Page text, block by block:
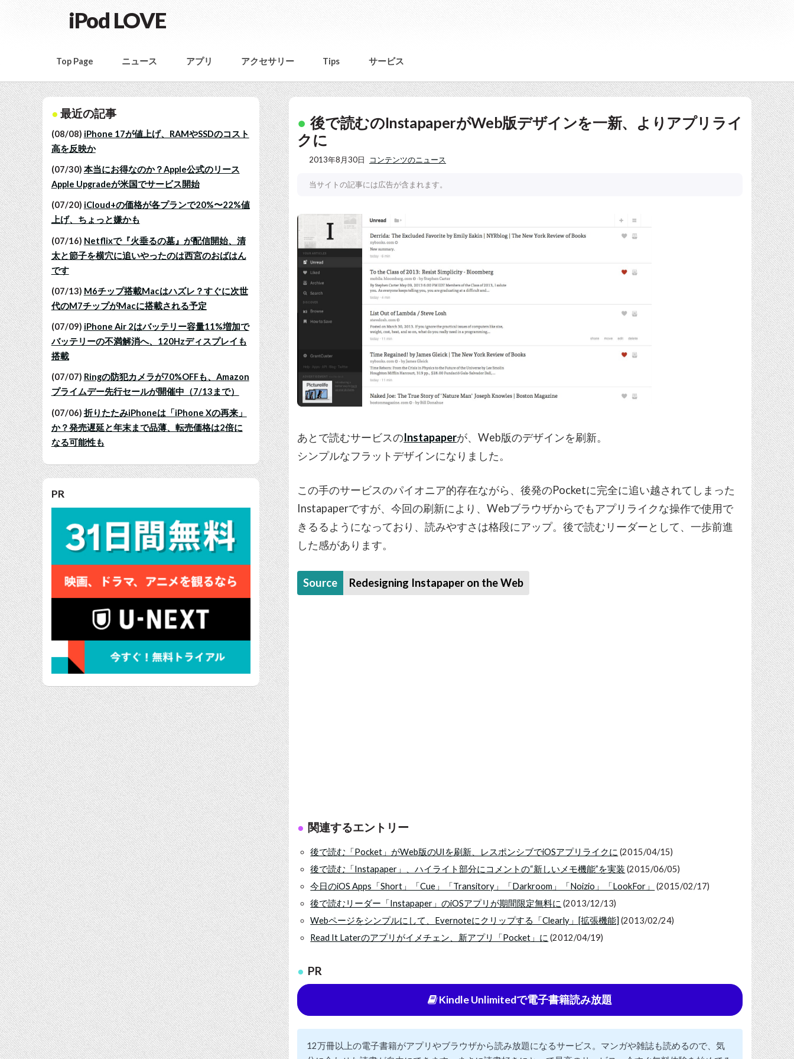
iPod LOVE
Top Page ニュース アプリ アクセサリー Tips サービス
最近の記事
(08/08) iPhone 17が値上げ、RAMやSSDのコスト
高を反映か
(07/30) 本当にお得なのか？Apple公式のリース
Apple Upgradeが米国でサービス開始
(07/20) iCloud+の価格が各プランで20%〜22%値
上げ、ちょっと嫌かも
(07/16) Netflixで『火垂るの墓』が配信開始、清
太と節子を横穴に追いやったのは西宮のおばはん
です
(07/13) M6チップ搭載Macはハズレ？すぐに次世
代のM7チップがMacに搭載される予定
(07/09) iPhone Air 2はバッテリー容量11%増加で
バッテリーの不満解消へ、120Hzディスプレイも
搭載
(07/07) Ringの防犯カメラが70%OFFも、Amazon
プライムデー先行セールが開催中（7/13まで）
(07/06) 折りたたみiPhoneは「iPhone Xの再来」
か？発売遅延と年末まで品薄、転売価格は2倍に
なる可能性も
PR
後で読むのInstapaperがWeb版デザインを一新、よりアプリライ
クに
2013年8月30日 コンテンツのニュース
当サイトの記事には広告が含まれます。
あとで読むサービスのInstapaperが、Web版のデザインを刷新。
シンプルなフラットデザインになりました。
この手のサービスのパイオニア的存在ながら、後発のPocketに完全に追い越されてしまった
Instapaperですが、今回の刷新により、Webブラウザからでもアプリライクな操作で使用で
きるるようになっており、読みやすさは格段にアップ。後で読むリーダーとして、一歩前進
した感があります。
Source Redesigning Instapaper on the Web
関連するエントリー
後で読む「Pocket」がWeb版のUIを刷新、レスポンシブでiOSアプリライクに (2015/04/15)
後で読む「Instapaper」、ハイライト部分にコメントの“新しいメモ機能”を実装 (2015/06/05)
今日のiOS Apps「Short」「Cue」「Transitory」「Darkroom」「Noizio」「LookFor」
(2015/02/17)
後で読むリーダー「Instapaper」のiOSアプリが期間限定無料に (2013/12/13)
Webページをシンプルにして、Evernoteにクリップする「Clearly」[拡張機能] (2013/02/24)
Read It Laterのアプリがイメチェン、新アプリ「Pocket」に (2012/04/19)
PR
Kindle Unlimitedで電子書籍読み放題
12万冊以上の電子書籍がアプリやブラウザから読み放題になるサービス。マンガや雑誌も読めるので、気